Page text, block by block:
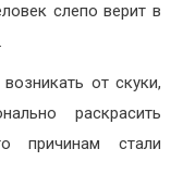
слепо верит в
от скуки,
раскрасить
причинам стали